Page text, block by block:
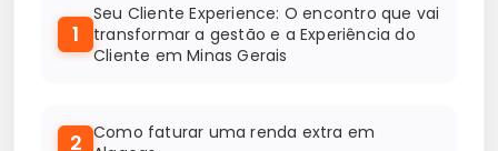
1
Seu Cliente Experience: O encontro que vai
transformar a gestão e a Experiência do
Cliente em Minas Gerais
2 Como faturar uma renda extra em